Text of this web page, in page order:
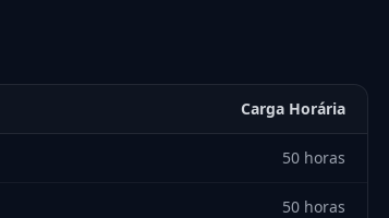
Carga Horária
50 horas
50 horas